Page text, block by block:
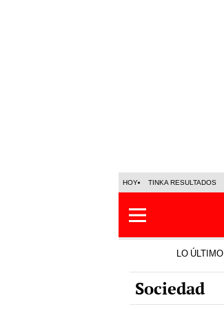
HOY TINKA RESULTADOS
LO ÚLTIMO
Sociedad